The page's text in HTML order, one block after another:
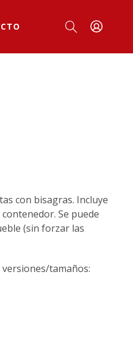
con bisagras. Incluye
Se puede
(sin forzar las
tamaños: